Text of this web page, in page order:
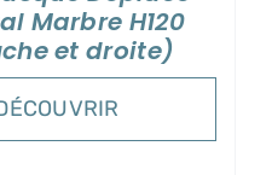
Marbre H120
et droite)